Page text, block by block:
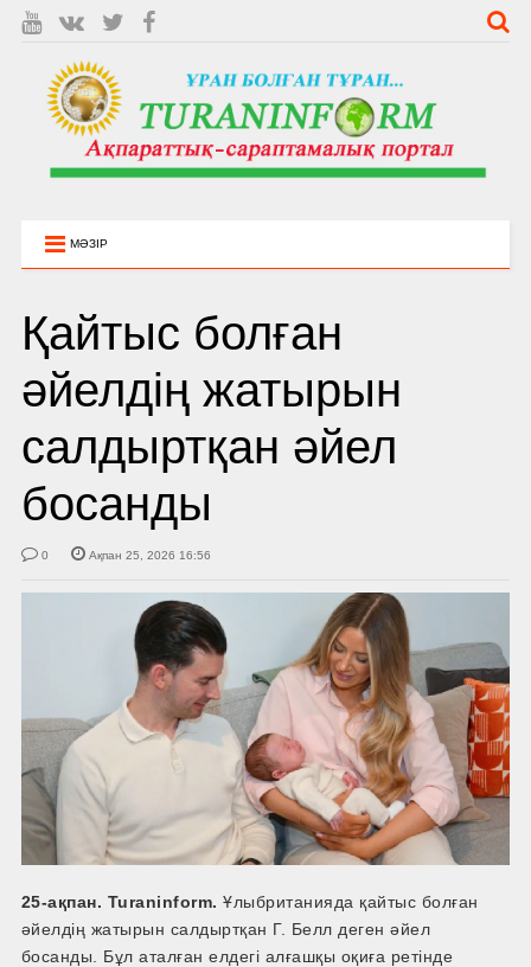
МӘЗІР
Қайтыс болған
әйелдің жатырын
салдыртқан әйел
босанды
0 Ақпан 25, 2026 16:56
25-ақпан. Turaninform. Ұлыбританияда қайтыс болған
әйелдің жатырын салдыртқан Г. Белл деген әйел
босанды. Бұл аталған елдегі алғашқы оқиға ретінде